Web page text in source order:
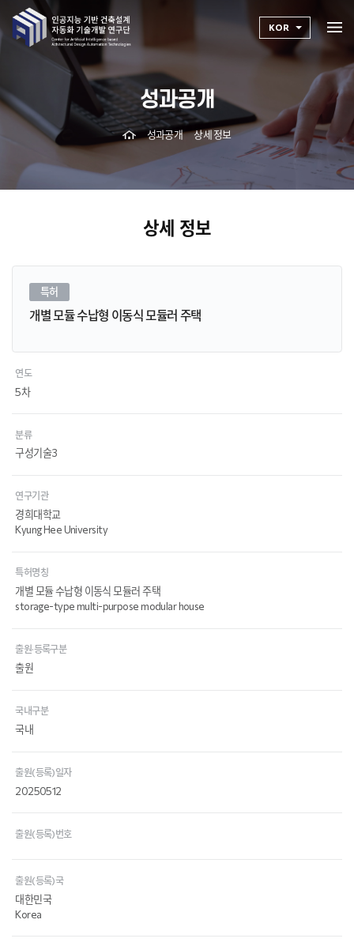
KOR
성과공개
성과공개 상세 정보
상세 정보
특허
개별 모듈 수납형 이동식 모듈러 주택
연도
5차
분류
구성기술3
연구기관
경희대학교
Kyung Hee University
특허명칭
개별 모듈 수납형 이동식 모듈러 주택
storage-type multi-purpose modular house
출원·등록구분
출원
국내구분
국내
출원(등록)일자
20250512
출원(등록)번호
출원(등록)국
대한민국
Korea